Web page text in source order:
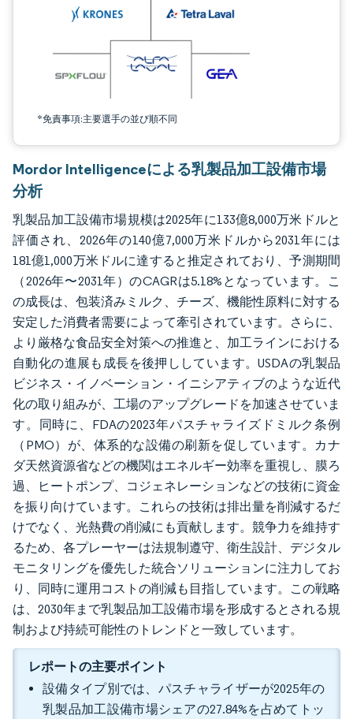
*免責事項:主要選手の並び順不同
Mordor Intelligenceによる乳製品加工設備市場
分析
乳製品加工設備市場規模は2025年に133億8,000万米ドルと
評価され、2026年の140億7,000万米ドルから2031年には
181億1,000万米ドルに達すると推定されており、予測期間
（2026年〜2031年）のCAGRは5.18%となっています。こ
の成長は、包装済みミルク、チーズ、機能性原料に対する
安定した消費者需要によって牽引されています。さらに、
より厳格な食品安全対策への推進と、加工ラインにおける
自動化の進展も成長を後押ししています。USDAの乳製品
ビジネス・イノベーション・イニシアティブのような近代
化の取り組みが、工場のアップグレードを加速させていま
す。同時に、FDAの2023年パスチャライズドミルク条例
（PMO）が、体系的な設備の刷新を促しています。カナ
ダ天然資源省などの機関はエネルギー効率を重視し、膜ろ
過、ヒートポンプ、コジェネレーションなどの技術に資金
を振り向けています。これらの技術は排出量を削減するだ
けでなく、光熱費の削減にも貢献します。競争力を維持す
るため、各プレーヤーは法規制遵守、衛生設計、デジタル
モニタリングを優先した統合ソリューションに注力してお
り、同時に運用コストの削減も目指しています。この戦略
は、2030年まで乳製品加工設備市場を形成するとされる規
制および持続可能性のトレンドと一致しています。
レポートの主要ポイント
設備タイプ別では、パスチャライザーが2025年の
乳製品加工設備市場シェアの27.84%を占めてトッ